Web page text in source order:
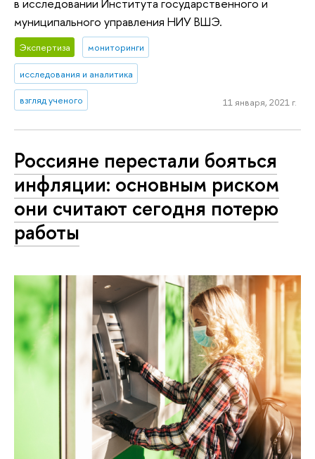
муниципального управления НИУ ВШЭ.
Экспертиза мониторинги
исследования и аналитика
взгляд ученого 11 января, 2021 г.
Россияне перестали бояться
инфляции: основным риском
они считают сегодня потерю
работы